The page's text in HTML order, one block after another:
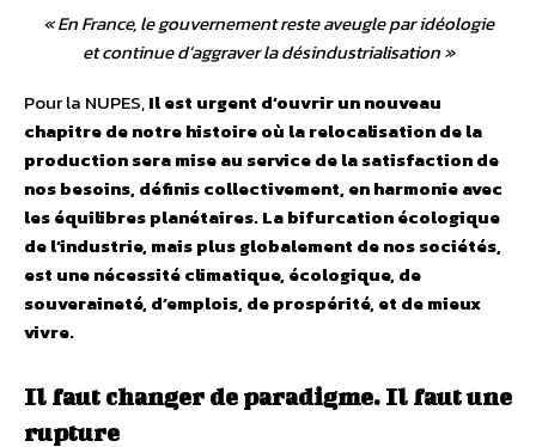
«En France, le gouvernement reste aveugle par idéologie
et continue d’aggraver la désindustrialisation»
Pour la NUPES,Il est urgent d’ouvrir un nouveau
chapitre de notre histoire où la relocalisation de la
production sera mise au service de la satisfaction de
nos besoins, définis collectivement, en harmonie avec
les équilibres planétaires. La bifurcation écologique
de l’industrie, mais plus globalement de nos sociétés,
est une nécessité climatique, écologique, de
souveraineté, d’emplois, de prospérité, et de mieux
vivre.
Il faut changer de paradigme. Il faut une
rupture